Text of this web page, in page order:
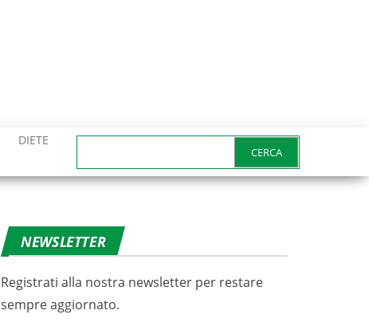
DIETE
per:
NEWSLETTER
Registrati alla nostra newsletter per restare
sempre aggiornato.